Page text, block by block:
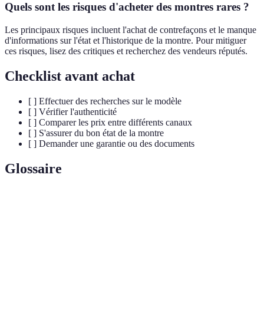
Quels sont les risques d'acheter des montres rares ?
Les principaux risques incluent l'achat de contrefaçons et le manque
d'informations sur l'état et l'historique de la montre. Pour mitiguer
ces risques, lisez des critiques et recherchez des vendeurs réputés.
Checklist avant achat
[ ] Effectuer des recherches sur le modèle
[ ] Vérifier l'authenticité
[ ] Comparer les prix entre différents canaux
[ ] S'assurer du bon état de la montre
[ ] Demander une garantie ou des documents
Glossaire